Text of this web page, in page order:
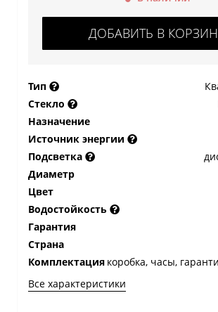
ДОБАВИТЬ В
Тип
Стекло
Назначение
Источник энергии
Подсветка
Диаметр
Цвет
Водостойкость
Гарантия
Страна
Комплектация коробка, часы,
Все характеристики